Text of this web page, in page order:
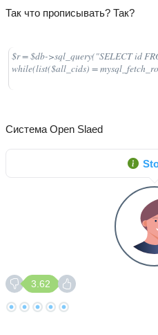
Так что прописывать? Так?
$r = $db->sql_query("SELECT id
while(list($all_cids) =
Система Open Slaed
3.62